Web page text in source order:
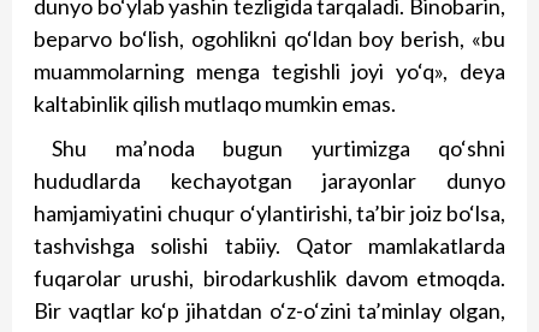
dunyo bo‘ylab yashin tezligida tarqaladi. Binobarin,
beparvo bo‘lish, ogohlikni qo‘ldan boy berish, «bu
muammolarning menga tegishli joyi yo‘q», deya
kaltabinlik qilish mutlaqo mumkin emas.
Shu ma’noda bugun yurtimizga qo‘shni
hududlarda kechayotgan jarayonlar dunyo
hamjamiyatini chuqur o‘ylantirishi, ta’bir joiz bo‘lsa,
tashvishga solishi tabiiy. Qator mamlakatlarda
fuqarolar urushi, birodarkushlik davom etmoqda.
Bir vaqtlar ko‘p jihatdan o‘z-o‘zini ta’minlay olgan,